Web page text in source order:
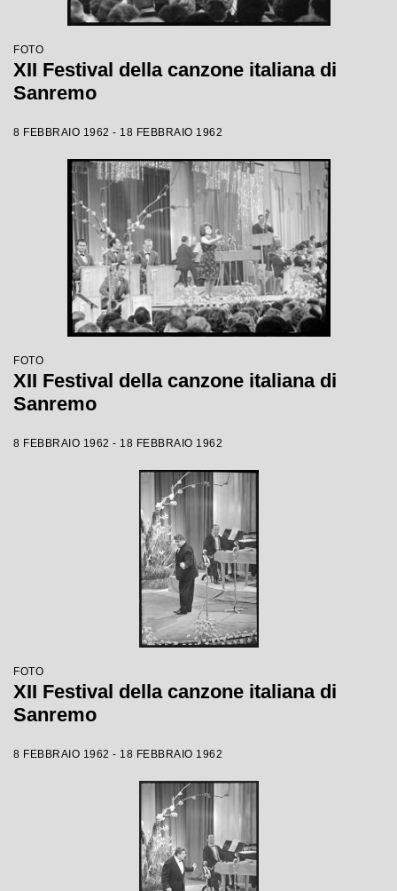
FOTO
XII Festival della canzone italiana di
Sanremo
8 FEBBRAIO 1962 - 18 FEBBRAIO 1962
FOTO
XII Festival della canzone italiana di
Sanremo
8 FEBBRAIO 1962 - 18 FEBBRAIO 1962
FOTO
XII Festival della canzone italiana di
Sanremo
8 FEBBRAIO 1962 - 18 FEBBRAIO 1962